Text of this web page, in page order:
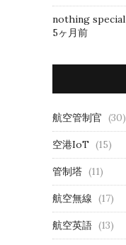
nothing special
5ヶ月前
航空管制官 (30)
空港IoT (15)
管制塔 (11)
航空無線 (17)
航空英語 (13)